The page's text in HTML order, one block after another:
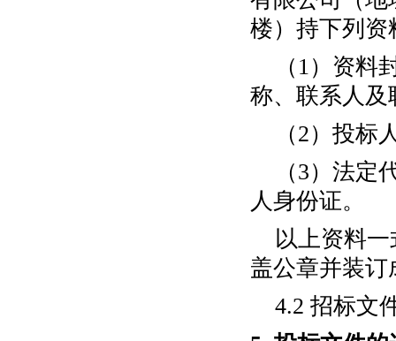
楼）持下列资
（ 1）资料
称、联系人及
（2） 投标
（3）法定
人身份证。
以上资料
盖公章并装
4.2 招标文